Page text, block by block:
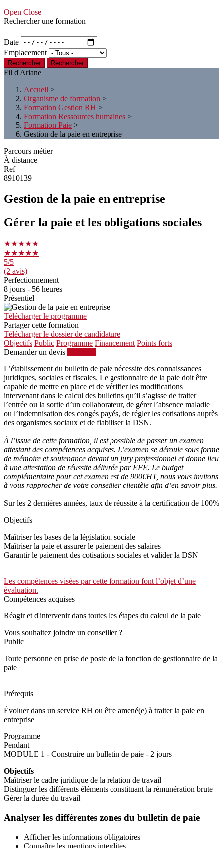
Open Close
Rechercher une formation
Date
Emplacement
Rechercher
Fil d'Ariane
Accueil >
Organisme de formation >
Formation Gestion RH >
Formation Ressources humaines >
Formation Paie >
Gestion de la paie en entreprise
Parcours métier
À distance
Ref
8910139
Gestion de la paie en entreprise
Gérer la paie et les obligations sociales
★★★★★
★★★★★
5/5
(2 avis)
Perfectionnement
8 jours - 56 heures
Présentiel
Télécharger le programme
Partager cette formation
Télécharger le dossier de candidature
Objectifs Public Programme Financement Points forts
Demander un devis
L’établissement du bulletin de paie nécessite des connaissances
juridiques, sociales et fiscales. Le gestionnaire de la paie doit être
capable de mettre en place et de vérifier les modifications
intervenant dans le calcul des bulletins qu’il s’agisse de traiter
l’entrée ou la sortie d’un collaborateur, de gérer l’absence maladie
ou l’indemnisation des congés payés, de régler les cotisations auprès
des organismes sociaux et de fiabiliser la DSN.
À l’issue de cette formation, il est possible de passer un examen
attestant des compétences acquises. L’examen se déroule sous forme
de mémoire et soutenance devant un jury professionnel et donne lieu
à une attestation de réussite délivrée par EFE. Le budget
complémentaire pour cet examen est de 900€HT, nous vous invitons
à vous rapprocher de votre conseiller clientèle afin d’en savoir plus.
Sur les 2 dernières années, taux de réussite à la certification de 100%
Objectifs
Maîtriser les bases de la législation sociale
Maîtriser la paie et assurer le paiement des salaires
Garantir le paiement des cotisations sociales et valider la DSN
Les compétences visées par cette formation font l’objet d’une
évaluation.
Compétences acquises
Réagir et d'intervenir dans toutes les étapes du calcul de la paie
Vous souhaitez joindre un conseiller ?
Public
Toute personne en prise de poste de la fonction de gestionnaire de la
paie
Prérequis
Évoluer dans un service RH ou être amené(e) à traiter la paie en
entreprise
Programme
Pendant
MODULE 1 - Construire un bulletin de paie - 2 jours
Objectifs
Maîtriser le cadre juridique de la relation de travail
Distinguer les différents éléments constituant la rémunération brute
Gérer la durée du travail
Analyser les différentes zones du bulletin de paie
Afficher les informations obligatoires
Connaître les mentions interdites